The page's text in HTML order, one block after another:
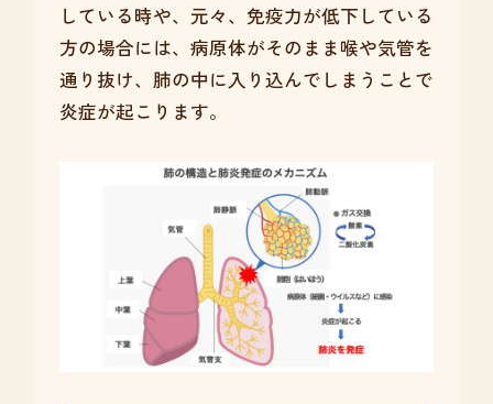
している時や、元々、免疫力が低下している
方の場合には、病原体がそのまま喉や気管を
通り抜け、肺の中に入り込んでしまうことで
炎症が起こります。